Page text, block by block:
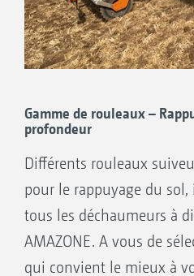
Gamme de rouleaux –
profondeur
Différents rouleaux
pour le rappuyage du sol,
tous les déchaumeurs à
AMAZONE. A vous de
qui convient le mieux à